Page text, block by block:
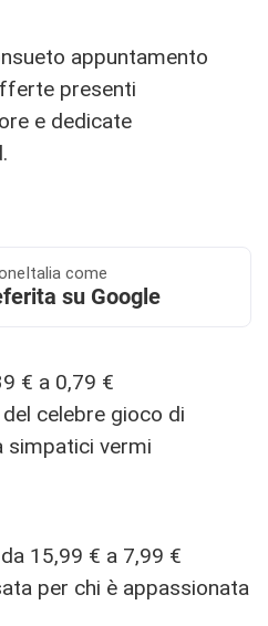
appuntamento
presenti
e dedicate
come
su Google
€ a 0,79 €
celebre gioco di
vermi
15,99 € a 7,99 €
per chi è appassionata